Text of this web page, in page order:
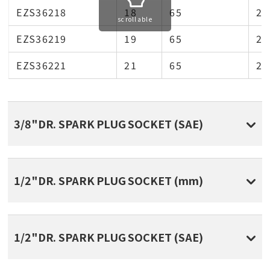
EZS36218
18 65
EZS36219
19 65
EZS36221
21 65
scrollable
3/8"DR. SPARK PLUG SOCKET (SAE)
1/2"DR. SPARK PLUG SOCKET (mm)
1/2"DR. SPARK PLUG SOCKET (SAE)